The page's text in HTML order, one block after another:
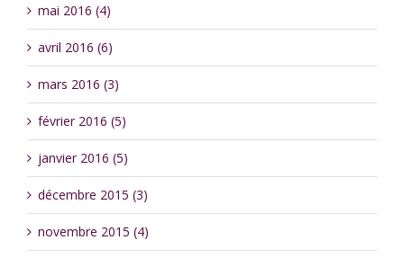
mai 2016 (4)
avril 2016 (6)
mars 2016 (3)
février 2016 (5)
janvier 2016 (5)
décembre 2015 (3)
novembre 2015 (4)